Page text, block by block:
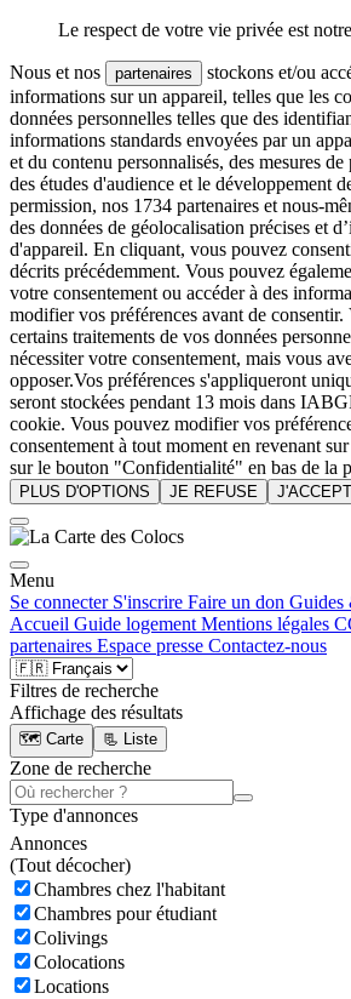
Le respect de votre vie privée est
Nous et nos partenaires
stockons et/ou
informations sur un appareil, telles que les
données personnelles telles que des
informations standards envoyées par un
et du contenu personnalisés, des mesures
des études d'audience et le développement
permission, nos 1734 partenaires et nous-
des données de géolocalisation précises et
d'appareil. En cliquant, vous pouvez
décrits précédemment. Vous pouvez
votre consentement ou accéder à des
modifier vos préférences avant de
certains traitements de vos données
nécessiter votre consentement, mais vous
opposer.Vos préférences s'appliqueront
seront stockées pendant 13 mois dans
cookie. Vous pouvez modifier vos
consentement à tout moment en revenant
sur le bouton "Confidentialité" en bas de la
PLUS D'OPTIONS JE REFUSE
Menu
Se connecter S'inscrire Faire un don Guides
Accueil Guide logement Mentions légales
partenaires Espace presse Contactez-nous
Filtres de recherche
Affichage des résultats
🗺️ Carte 📃 Liste
Zone de recherche
Type d'annonces
Annonces
(Tout décocher)
Chambres chez l'habitant
Chambres pour étudiant
Colivings
Colocations
Locations